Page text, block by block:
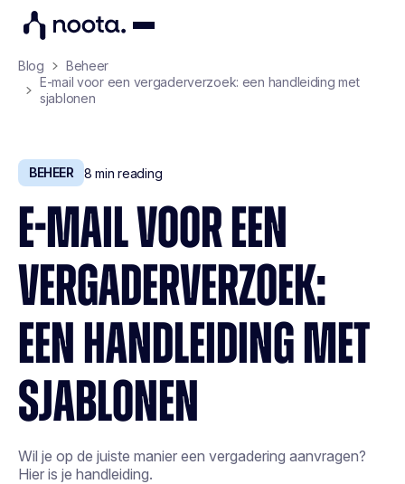
Blog
Beheer
E-mail voor een vergaderverzoek: een handleiding met
sjablonen
BEHEER 8 min reading
E-MAIL VOOR EEN
VERGADERVERZOEK:
EEN HANDLEIDING MET
SJABLONEN
Wil je op de juiste manier een vergadering aanvragen?
Hier is je handleiding.